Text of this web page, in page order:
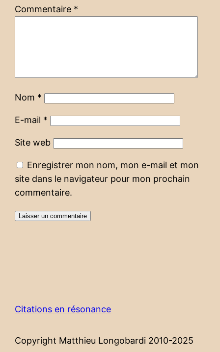
Commentaire *
Nom *
E-mail *
Site web
Enregistrer mon nom, mon e-mail et mon
site dans le navigateur pour mon prochain
commentaire.
Citations en résonance
Copyright Matthieu Longobardi 2010-2025